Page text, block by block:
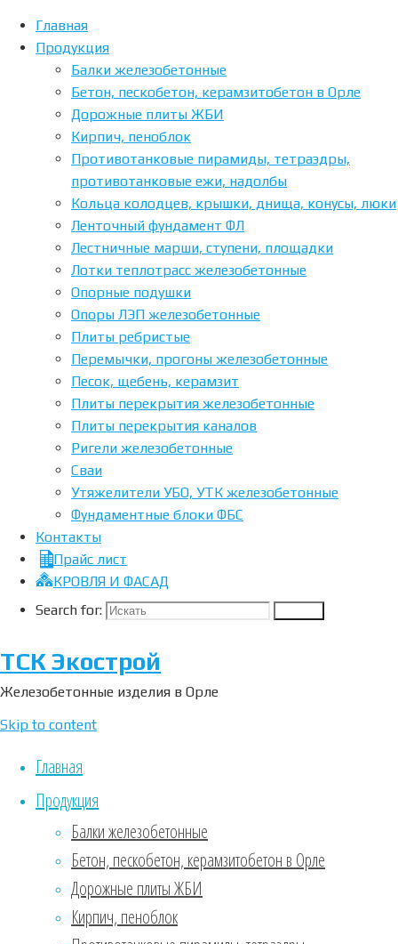
Главная
Продукция
Балки железобетонные
Бетон, пескобетон, керамзитобетон в Орле
Дорожные плиты ЖБИ
Кирпич, пеноблок
Противотанковые пирамиды, тетраэдры,
противотанковые ежи, надолбы
Кольца колодцев, крышки, днища, конусы, люки
Ленточный фундамент ФЛ
Лестничные марши, ступени, площадки
Лотки теплотрасс железобетонные
Опорные подушки
Опоры ЛЭП железобетонные
Плиты ребристые
Перемычки, прогоны железобетонные
Песок, щебень, керамзит
Плиты перекрытия железобетонные
Плиты перекрытия каналов
Ригели железобетонные
Сваи
Утяжелители УБО, УТК железобетонные
Фундаментные блоки ФБС
Контакты
Прайс лист
КРОВЛЯ И ФАСАД
Search for:
ТСК Экострой
Железобетонные изделия в Орле
Skip to content
Главная
Продукция
Балки железобетонные
Бетон, пескобетон, керамзитобетон в Орле
Дорожные плиты ЖБИ
Кирпич, пеноблок
tagged
Метка:
Дорожные
плиты
Дорожные
плиты ЖБИ
Для чего
применяются
Дорожные
для
сооружения
технических
условиями, а
также для
укрепления
основания под
укладку